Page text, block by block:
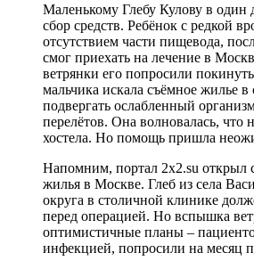
Маленькому Глебу Кулову в один
сбор средств. Ребёнок с редкой
отсутствием части пищевода,
смог приехать на лечение в
ветрянки его попросили
мальчика искала съёмное жилье
подвергать ослабленный
перелётов. Она волновалась, что
хостела. Но помощь пришла
Напомним, портал 2x2.su открыл
жилья в Москве. Глеб из села
округа в столичной клинике
перед операцией. Но вспышка
оптимистичные планы –
инфекцией, попросили на месяц